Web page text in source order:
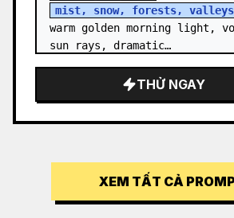
mist, snow, forests,
warm golden morning light,
sun rays, dramatic…
THỬ NGAY
XEM TẤT CẢ